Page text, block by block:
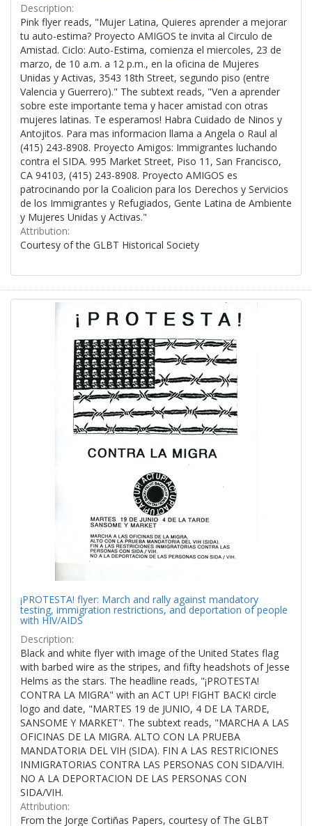
Description:
Pink flyer reads, "Mujer Latina, Quieres aprender a mejorar
tu auto-estima? Proyecto AMIGOS te invita al Circulo de
Amistad. Ciclo: Auto-Estima, comienza el miercoles, 23 de
marzo, de 10 a.m. a 12 p.m., en la oficina de Mujeres
Unidas y Activas, 3543 18th Street, segundo piso (entre
Valencia y Guerrero)." The subtext reads, "Ven a aprender
sobre este importante tema y hacer amistad con otras
mujeres latinas. Te esperamos! Habra Cuidado de Ninos y
Antojitos. Para mas informacion llama a Angela o Raul al
(415) 243-8908. Proyecto Amigos: Immigrantes luchando
contra el SIDA. 995 Market Street, Piso 11, San Francisco,
CA 94103, (415) 243-8908. Proyecto AMIGOS es
patrocinando por la Coalicion para los Derechos y Servicios
de los Immigrantes y Refugiados, Gente Latina de Ambiente
y Mujeres Unidas y Activas."
Attribution:
Courtesy of the GLBT Historical Society
¡PROTESTA! flyer: March and rally against mandatory
testing, immigration restrictions, and deportation of people
with HIV/AIDS
Description:
Black and white flyer with image of the United States flag
with barbed wire as the stripes, and fifty headshots of Jesse
Helms as the stars. The headline reads, "¡PROTESTA!
CONTRA LA MIGRA" with an ACT UP! FIGHT BACK! circle
logo and date, "MARTES 19 de JUNIO, 4 DE LA TARDE,
SANSOME Y MARKET". The subtext reads, "MARCHA A LAS
OFICINAS DE LA MIGRA. ALTO CON LA PRUEBA
MANDATORIA DEL VIH (SIDA). FIN A LAS RESTRICIONES
INMIGRATORIAS CONTRA LAS PERSONAS CON SIDA/VIH.
NO A LA DEPORTACION DE LAS PERSONAS CON
SIDA/VIH.
Attribution:
From the Jorge Cortiñas Papers, courtesy of The GLBT